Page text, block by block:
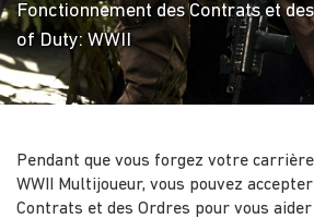
Fonctionnement des Contrats et
of Duty: WWII
Pendant que vous forgez votre
WWII Multijoueur, vous pouvez
Contrats et des Ordres pour vous